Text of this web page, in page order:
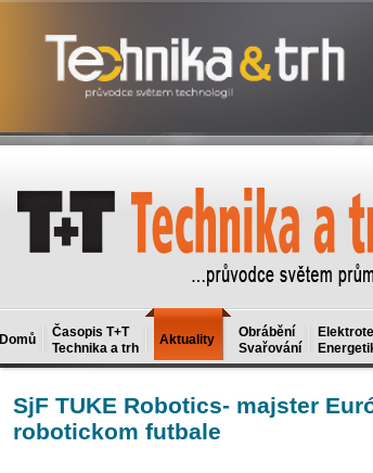
Domů
Časopis T+T
Technika a trh
Aktuality
Obrábění
Svařování
SjF TUKE Robotics- majster
robotickom futbale